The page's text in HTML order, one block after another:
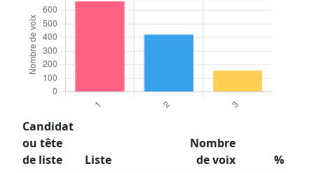
Candidat
ou tête
de liste
Liste
Nombre
de voix
%